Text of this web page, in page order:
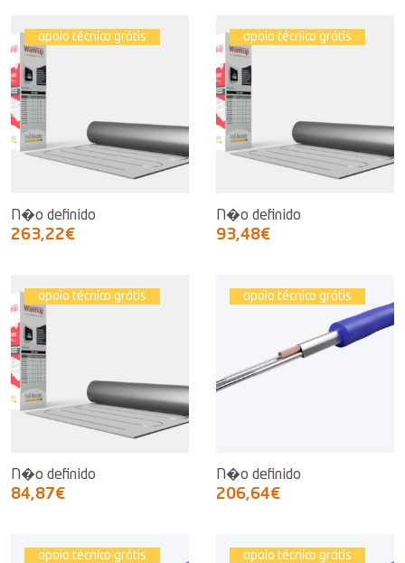
apoio técnico grátis
N�o definido
263,22€
apoio técnico grátis
N�o definido
93,48€
apoio técnico grátis
N�o definido
84,87€
apoio técnico grátis
N�o definido
206,64€
apoio técnico grátis apoio técnico grátis